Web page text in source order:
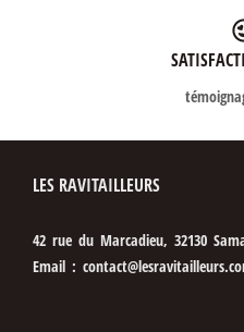
LES RAVITAILLEURS
42 rue du Marcadieu, 32130
Email :